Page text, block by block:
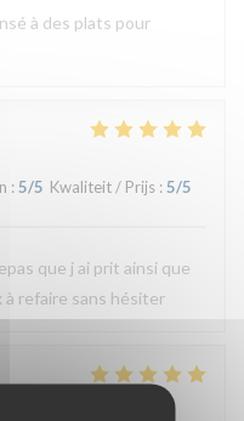
à des plats pour
: 5/5 Kwaliteit / Prijs : 5/5
que j ai prit ainsi que
à refaire sans hésiter